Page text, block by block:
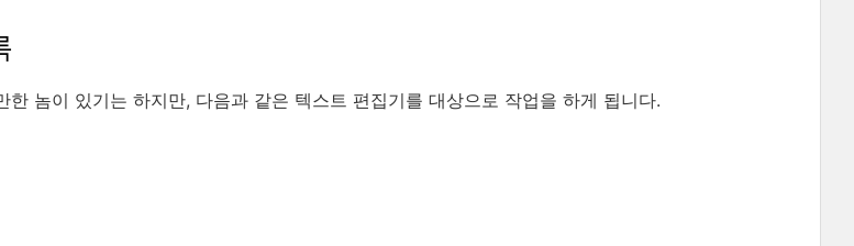
한 놈이 있기는 하지만, 다음과 같은 텍스트 편집기를 대상으로 작업을 하게 됩니다.